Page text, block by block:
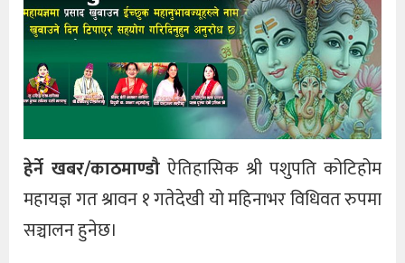
हेर्ने खबर/काठमाण्डौ ऐतिहासिक श्री पशुपति कोटिहोम
महायज्ञ गत श्रावन १ गतेदेखी यो महिनाभर विधिवत रुपमा
सञ्चालन हुनेछ।